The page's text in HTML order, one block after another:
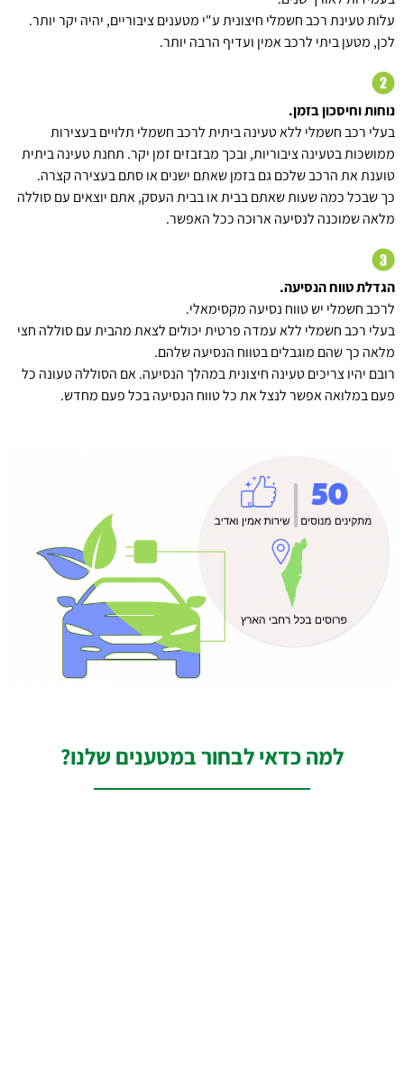
עלות טעינת רכב חשמלי חיצונית ע"י מטענים ציבוריים, יהיה יקר יותר.
לכן, מטען ביתי לרכב אמין ועדיף הרבה יותר.
נוחות וחיסכון בזמן.
בעלי רכב חשמלי ללא טעינה ביתית לרכב חשמלי תלויים בעצירות
ממושכות בטעינה ציבוריות, ובכך מבזבזים זמן יקר. תחנת טעינה ביתית
טוענת את הרכב שלכם גם בזמן שאתם ישנים או סתם בעצירה קצרה.
כך שבכל כמה שעות שאתם בבית או בבית העסק, אתם יוצאים עם סוללה
מלאה שמוכנה לנסיעה ארוכה ככל האפשר.
הגדלת טווח הנסיעה.
לרכב חשמלי יש טווח נסיעה מקסימאלי.
בעלי רכב חשמלי ללא עמדה פרטית יכולים לצאת מהבית עם סוללה חצי
מלאה כך שהם מוגבלים בטווח הנסיעה שלהם.
רובם יהיו צריכים טעינה חיצונית במהלך הנסיעה. אם הסוללה טעונה כל
פעם במלואה אפשר לנצל את כל טווח הנסיעה בכל פעם מחדש.
למה כדאי לבחור במטענים שלנו?